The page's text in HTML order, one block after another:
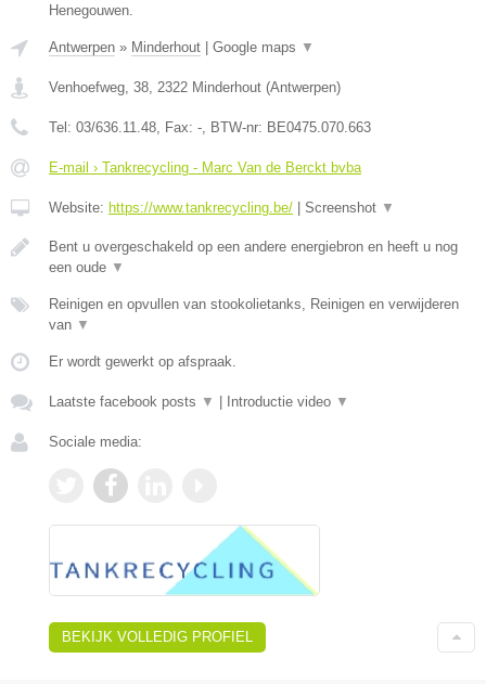
Henegouwen.
Antwerpen » Minderhout | Google maps ▼
Venhoefweg, 38 2322 Minderhout (Antwerpen)
Tel: 03/636.11.48 , Fax: - , BTW-nr: BE0475.070.663
E-mail › Tankrecycling - Marc Van de Berckt bvba
Website: https://www.tankrecycling.be/ | Screenshot ▼
Bent u overgeschakeld op een andere energiebron en heeft u nog
een oude ▼
Reinigen en opvullen van stookolietanks, Reinigen en verwijderen
van ▼
Er wordt gewerkt op afspraak.
Laatste facebook posts ▼ | Introductie video ▼
Sociale media:
BEKIJK VOLLEDIG PROFIEL